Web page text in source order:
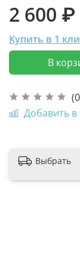
Добавить
2 600 ₽
Купить в 1
В
Выбрать